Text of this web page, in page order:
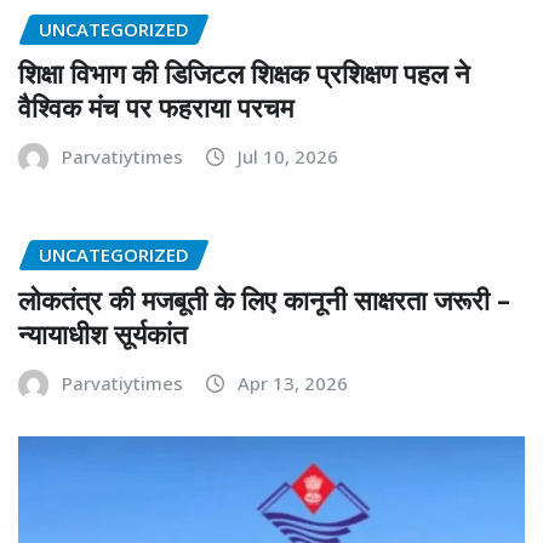
UNCATEGORIZED
शिक्षा विभाग की डिजिटल शिक्षक प्रशिक्षण पहल ने
वैश्विक मंच पर फहराया परचम
Parvatiytimes Jul 10, 2026
UNCATEGORIZED
लोकतंत्र की मजबूती के लिए कानूनी साक्षरता जरूरी –
न्यायाधीश सूर्यकांत
Parvatiytimes Apr 13, 2026